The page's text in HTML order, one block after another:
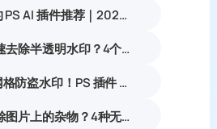
国内能用的 PS AI 插件推荐｜2026 4款AI插件最新实测
PS怎么快速去除半透明水印？4个无痕清除水印实用方法
告别满屏网格防盗水印！PS 插件 StartAI 一键拯救人像大片
PS怎么去除图片上的杂物？4种无痕去除画面多余物体实操教程